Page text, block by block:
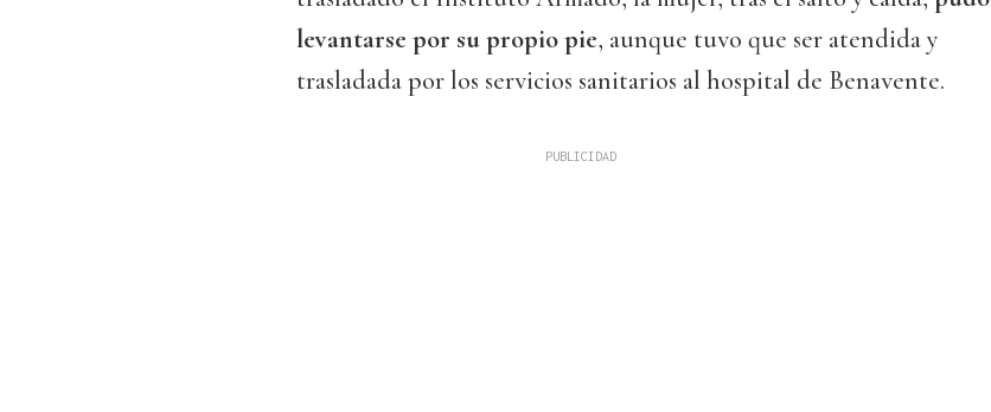
levantarse por su propio pie, aunque tuvo que ser atendida y
trasladada por los servicios sanitarios al hospital de Benavente.